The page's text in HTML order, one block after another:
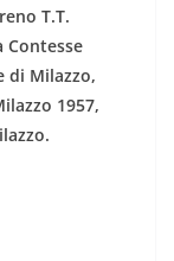
T.T.
Contesse
di Milazzo,
1957,